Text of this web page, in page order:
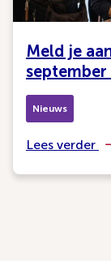
Meld je
september
Nieuws
Lees verder